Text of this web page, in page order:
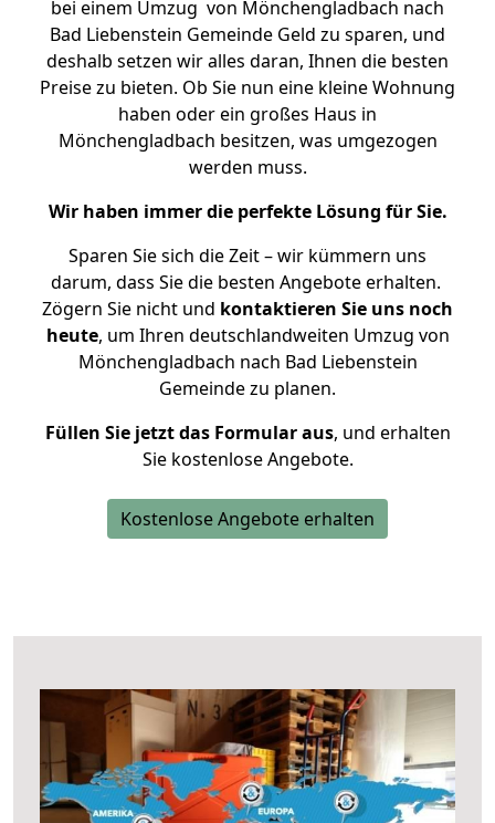
bei einem Umzug von Mönchengladbach nach
Bad Liebenstein Gemeinde Geld zu sparen, und
deshalb setzen wir alles daran, Ihnen die besten
Preise zu bieten. Ob Sie nun eine kleine Wohnung
haben oder ein großes Haus in
Mönchengladbach besitzen, was umgezogen
werden muss.
Wir haben immer die perfekte Lösung für Sie.
Sparen Sie sich die Zeit – wir kümmern uns
darum, dass Sie die besten Angebote erhalten.
Zögern Sie nicht und kontaktieren Sie uns noch
heute, um Ihren deutschlandweiten Umzug von
Mönchengladbach nach Bad Liebenstein
Gemeinde zu planen.
Füllen Sie jetzt das Formular aus, und erhalten
Sie kostenlose Angebote.
Kostenlose Angebote erhalten